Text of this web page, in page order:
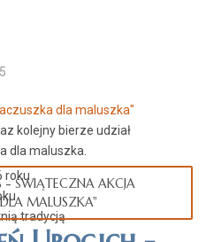
tradycją
kolejny bierze udział
dla maluszka.
- ŚWIĄTECZNA AKCJA
MALUSZKA"